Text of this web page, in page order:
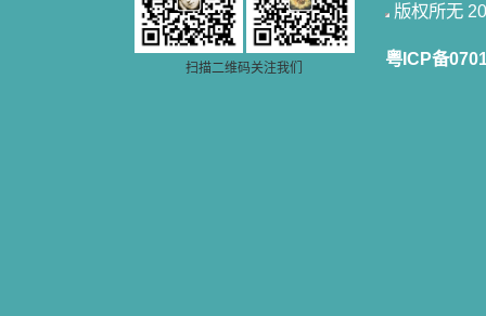
扫描二维码关注我们
版权所无
粤ICP备